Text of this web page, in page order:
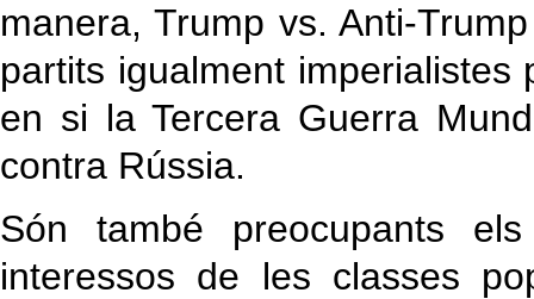
manera, Trump vs. Anti-
partits igualment
en si la Tercera Guerra
contra Rússia.
Són també preocupants
interessos de les classes